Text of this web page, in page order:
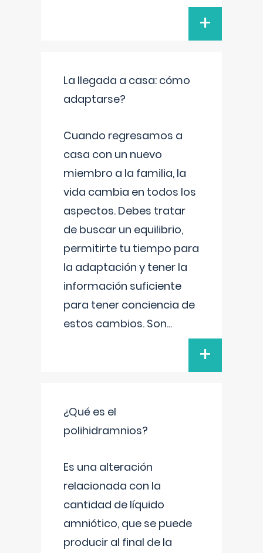
+
La llegada a casa: cómo
adaptarse?
Cuando regresamos a
casa con un nuevo
miembro a la familia, la
vida cambia en todos los
aspectos. Debes tratar
de buscar un equilibrio,
permitirte tu tiempo para
la adaptación y tener la
información suficiente
para tener conciencia de
estos cambios. Son...
+
¿Qué es el
polihidramnios?
Es una alteración
relacionada con la
cantidad de líquido
amniótico, que se puede
producir al final de la